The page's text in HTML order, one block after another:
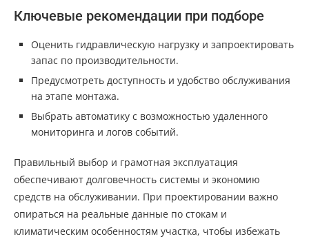
Ключевые рекомендации при подборе
Оценить гидравлическую нагрузку и запроектировать
запас по производительности.
Предусмотреть доступность и удобство обслуживания
на этапе монтажа.
Выбрать автоматику с возможностью удаленного
мониторинга и логов событий.
Правильный выбор и грамотная эксплуатация
обеспечивают долговечность системы и экономию
средств на обслуживании. При проектировании важно
опираться на реальные данные по стокам и
климатическим особенностям участка, чтобы избежать